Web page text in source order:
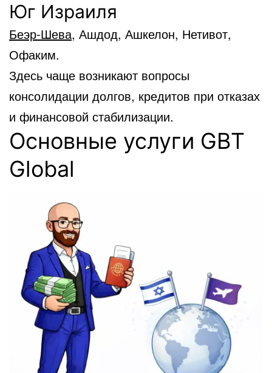
Юг Израиля
Беэр-Шева, Ашдод, Ашкелон, Нетивот,
Офаким.
Здесь чаще возникают вопросы
консолидации долгов, кредитов при отказах
и финансовой стабилизации.
Основные услуги GBT
Global